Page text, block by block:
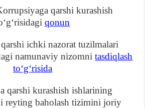
qarshi kurashish
qonun
ichki nazorat tuzilmalari
namunaviy nizomnitasdiqlash
toʻgʻrisida
qarshi kurashish ishlarining
reyting baholash tizimini joriy